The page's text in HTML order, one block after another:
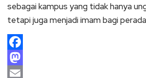
sebagai kampus yang tidak hanya
tetapi juga menjadi imam bagi
Facebook
Mastodon